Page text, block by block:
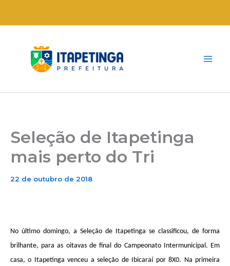
conteúdo
Seleção de Itapetinga
mais perto do Tri
22 de outubro de 2018
No último domingo, a Seleção de Itapetinga se classificou, de forma
brilhante, para as oitavas de final do Campeonato Intermunicipal. Em
casa, o Itapetinga venceu a seleção de Ibicaraí por 8X0. Na primeira